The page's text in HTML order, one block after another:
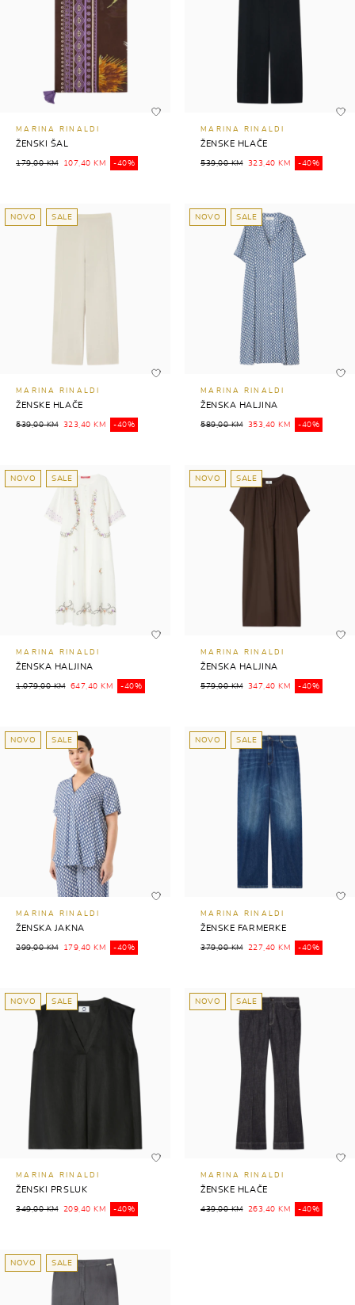
MARINA RINALDI
ŽENSKI ŠAL
179,00 KM 107,40 KM -40%
MARINA RINALDI
ŽENSKE HLAČE
539,00 KM 323,40 KM -40%
NOVO SALE
MARINA RINALDI
ŽENSKE HLAČE
539,00 KM 323,40 KM -40%
NOVO SALE
MARINA RINALDI
ŽENSKA HALJINA
589,00 KM 353,40 KM -40%
NOVO SALE
MARINA RINALDI
ŽENSKA HALJINA
1.079,00 KM 647,40 KM -40%
NOVO SALE
MARINA RINALDI
ŽENSKA HALJINA
579,00 KM 347,40 KM -40%
NOVO SALE
MARINA RINALDI
ŽENSKA JAKNA
299,00 KM 179,40 KM -40%
NOVO SALE
MARINA RINALDI
ŽENSKE FARMERKE
379,00 KM 227,40 KM -40%
NOVO SALE
MARINA RINALDI
ŽENSKI PRSLUK
349,00 KM 209,40 KM -40%
NOVO SALE
MARINA RINALDI
ŽENSKE HLAČE
439,00 KM 263,40 KM -40%
NOVO SALE